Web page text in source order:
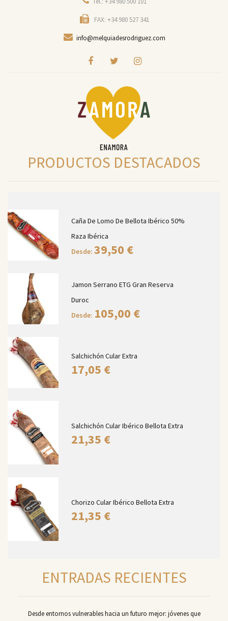
FAX: +34 980 527 341
info@melquiadesrodriguez.com
PRODUCTOS DESTACADOS
Caña De Lomo De Bellota Ibérico 50%
Raza Ibérica
Desde: 39,50 €
Jamon Serrano ETG Gran Reserva
Duroc
Desde: 105,00 €
Salchichón Cular Extra
17,05 €
Salchichón Cular Ibérico Bellota Extra
21,35 €
Chorizo Cular Ibérico Bellota Extra
21,35 €
ENTRADAS RECIENTES
Desde entornos vulnerables hacia un futuro mejor: jóvenes que